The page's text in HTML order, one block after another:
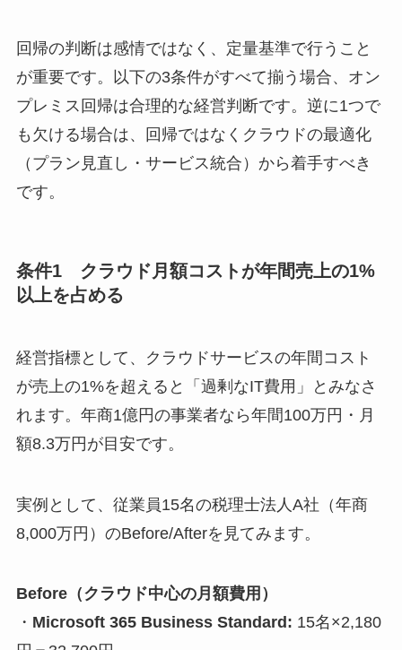
回帰の判断は感情ではなく、定量基準で行うこと
が重要です。以下の3条件がすべて揃う場合、オン
プレミス回帰は合理的な経営判断です。逆に1つで
も欠ける場合は、回帰ではなくクラウドの最適化
（プラン見直し・サービス統合）から着手すべき
です。
条件1 クラウド月額コストが年間売上の1%
以上を占める
経営指標として、クラウドサービスの年間コスト
が売上の1%を超えると「過剰なIT費用」とみなさ
れます。年商1億円の事業者なら年間100万円・月
額8.3万円が目安です。
実例として、従業員15名の税理士法人A社（年商
8,000万円）のBefore/Afterを見てみます。
Before（クラウド中心の月額費用）
・ Microsoft 365 Business Standard: 15名×2,180